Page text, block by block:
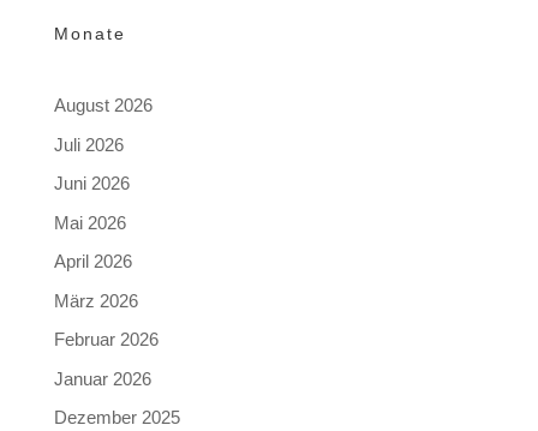
Monate
August 2026
Juli 2026
Juni 2026
Mai 2026
April 2026
März 2026
Februar 2026
Januar 2026
Dezember 2025